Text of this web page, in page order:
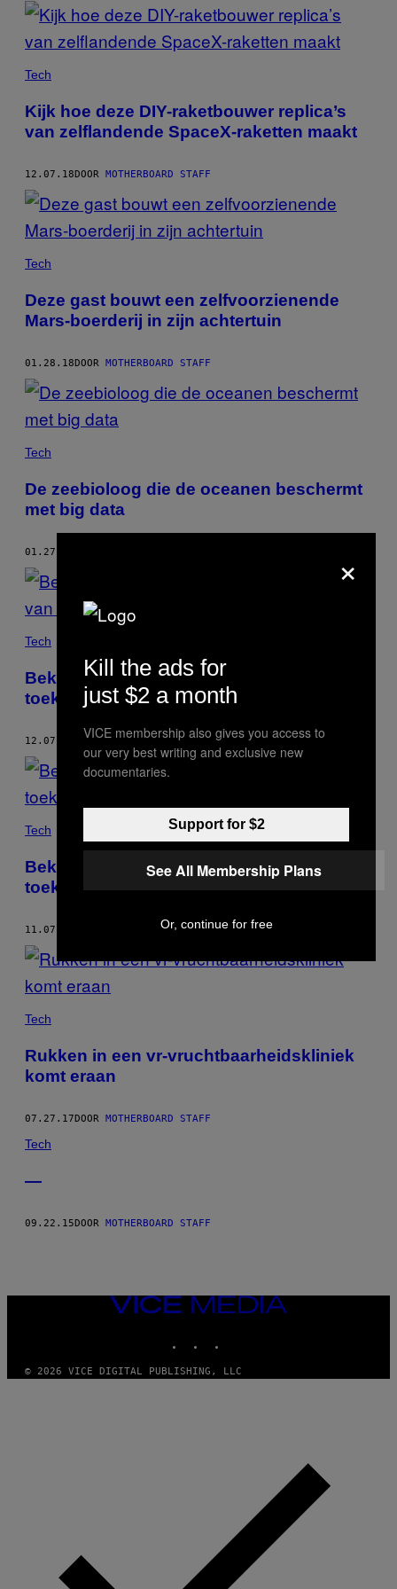
POSTS
BY
THIS
AUTHOR
Tech
Kijk hoe deze DIY-raketbouwer replica’s
van zelflandende SpaceX-raketten maakt
12.07.18DOOR MOTHERBOARD STAFF
Tech
Deze gast bouwt een zelfvoorzienende
Mars-boerderij in zijn achtertuin
01.28.18DOOR MOTHERBOARD STAFF
Tech
De zeebioloog die de oceanen beschermt
met big data
01.27.18
Tech
Bekijk onze nieuwe docu over de
toekomst van tweebenige looprobots
12.07.17 DOORMOTHERBOARD STAFF
Tech
Bekijk onze nieuwe documentaire: De
toekomst van energie is DIY
11.07.17 MOTHERBOARD STAFF
Tech
Rukken in een vr-vruchtbaarheidskliniek
komt eraan
07.27.17DOOR MOTHERBOARD STAFF
Tech
—
09.22.15DOOR MOTHERBOARD STAFF
VICE
MEDIA
© 2026 VICE DIGITAL PUBLISHING, LLC
×
Kill the ads for
just $2 a month
VICE membership also gives you access to
our very best writing and exclusive new
documentaries.
Support for $2
See All Membership Plans
Or, continue for free